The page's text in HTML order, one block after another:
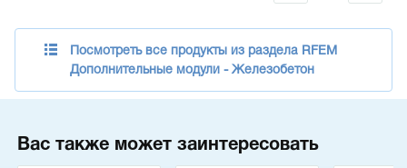
Посмотреть все продукты из раздела RFEM
Дополнительные модули - Железобетон
Вас также может заинтересовать